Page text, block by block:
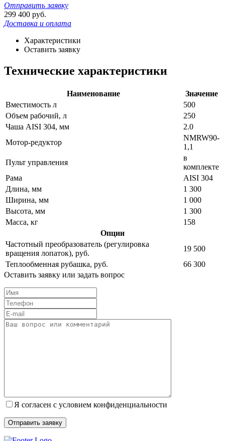
Отправить заявку
299 400 руб.
Доставка и оплата
Характеристики
Оставить заявку
Технические характеристики
Наименование
Значение
Вместимость л
500
Объем рабочий, л
250
Чаша AISI 304, мм
2.0
Мотор-редуктор
NMRW90-
1,1
Пульт управления
в
комплекте
Рама
AISI 304
Длина, мм
1 300
Ширина, мм
1 000
Высота, мм
1 300
Масса, кг
158
Опции
Частотный преобразователь (регулировка
вращения лопаток), руб.
19 500
Теплообменная рубашка, руб.
66 300
Оставить заявку или задать вопрос
Я согласен с условием конфиденциальности